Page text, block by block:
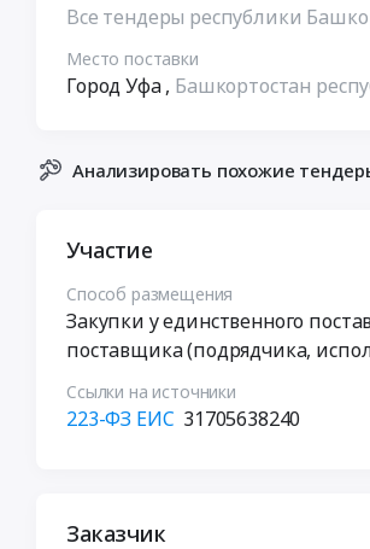
Все тендеры республики
Место поставки
Город Уфа, Башкортостан
Анализировать похожие
Участие
Способ размещения
Закупки у единственного
поставщика (подрядчика,
Ссылки на источники
223-ФЗ ЕИС 31705638240
Заказчик